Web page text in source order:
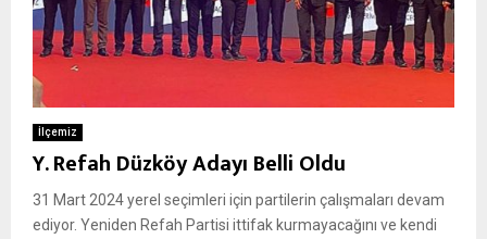
İlçemiz
Y. Refah Düzköy Adayı Belli Oldu
31 Mart 2024 yerel seçimleri için partilerin çalışmaları devam
ediyor. Yeniden Refah Partisi ittifak kurmayacağını ve kendi